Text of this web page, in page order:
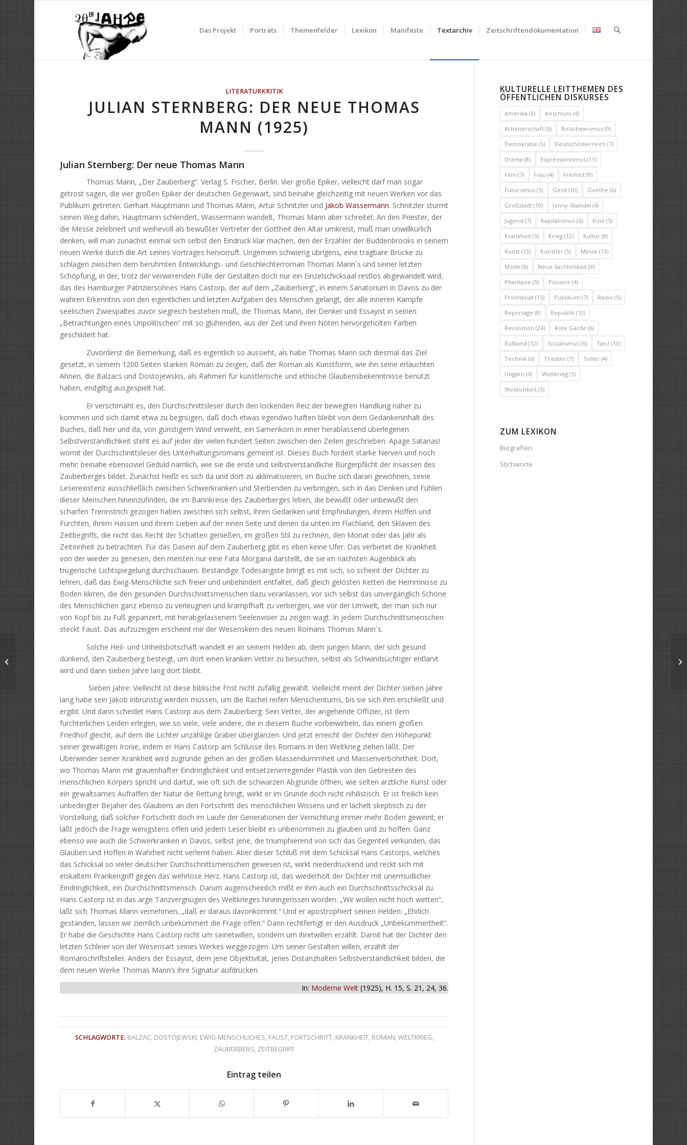
Das Projekt Porträts Themenfelder Lexikon Manifeste Textarchiv Zeitschriftendokumentation
LITERATURKRITIK
JULIAN STERNBERG: DER NEUE THOMAS
MANN (1925)
Julian Sternberg: Der neue Thomas Mann
Thomas Mann, „Der Zauberberg“. Verlag S. Fischer, Berlin. Vier große Epiker, vielleicht darf man sogar
getrost sagen, die vier großen Epiker der deutschen Gegenwart, sind beinahe gleichzeitig mit neuen Werken vor das
Publikum getreten: Gerhart Hauptmann und Thomas Mann, Artur Schnitzler und Jakob Wassermann. Schnitzler stürmt
seinen Weg dahin, Hauptmann schlendert, Wassermann wandelt, Thomas Mann aber schreitet. An den Priester, der
die Messe zelebriert und weihevoll als bewußter Vertreter der Gottheit den Altar umkreist, muß man unwillkürlich
denken, will man zunächst einmal sich selbst den Eindruck klar machen, den der Erzähler der Buddenbrooks in seinem
neuen Werke durch die Art seines Vortrages hervorruft. Ungemein schwierig übrigens, eine tragbare Brücke zu
schlagen zwischen dem berühmten Entwicklungs- und Geschlechterroman Thomas Mann´s und seiner letzten
Schöpfung, in der, trotz der verwirrenden Fülle der Gestalten doch nur ein Einzelschicksaal restlos abgewandelt wird,
das des Hamburger Patriziersohnes Hans Castorp, der auf dem „Zauberberg“, in einem Sanatorium in Davos zu der
wahren Erkenntnis von den eigentlichen und letzten Aufgaben des Menschen gelangt, der alle inneren Kämpfe
seelischen Zwiespaltes zuvor siegreich bestehen muß, die Thomas Mann, der Denker und Essayist in seinen
„Betrachtungen eines Unpolitischen“ mit so glühenden, aus der Zeit und ihren Nöten hervorgeholten Farben
geschildert hat.
Zuvörderst die Bemerkung, daß es eigentlich so aussieht, als habe Thomas Mann sich diesmal das Ziel
gesetzt, in seinem 1200 Seiten starken Roman zu zeigen, daß der Roman als Kunstform, wie ihn seine erlauchten
Ahnen, die Balzacs und Dostojewskis, als Rahmen für künstlerische und ethische Glaubensbekenntnisse benützt
haben, endgiltig ausgespielt hat.
Er verschmäht es, den Durchschnittsleser durch den lockenden Reiz der bewegten Handlung näher zu
kommen und sich damit etwa zu begnügen, daß doch etwas irgendwo haften bleibt von dem Gedankeninhalt des
Buches, daß hier und da, von günstigem Wind verweht, ein Samenkorn in einer herablassend überlegenen
Selbstverständlichkeit steht es auf jeder der vielen hundert Seiten zwischen den Zeilen geschrieben: Apage Satanas!
womit der Durchschnittsleser des Unterhaltungsromans gemeint ist. Dieses Buch fordert starke Nerven und noch
mehr; beinahe ebensoviel Geduld nämlich, wie sie die erste und selbstverständliche Bürgerpflicht der Insassen des
Zauberberges bildet. Zunächst heißt es sich da und dort zu aklimatisieren, im Buche sich daran gewöhnen, seine
Leserexistenz ausschließlich zwischen Schwerkranken und Sterbenden zu verbringen, sich in das Denken und Fühlen
dieser Menschen hineinzufinden, die im Bannkreise des Zauberberges leben, die bewußt oder unbewußt den
scharfen Trennstrich gezogen haben zwischen sich selbst, ihren Gedanken und Empfindungen, ihrem Hoffen und
Fürchten, ihrem Hassen und ihrem Lieben auf der einen Seite und denen da unten im Flachland, den Sklaven des
Zeitbegriffs, die nicht das Recht der Schatten genießen, im großen Stil zu rechnen, den Monat oder das Jahr als
Zeiteinheit zu betrachten. Für das Dasein auf dem Zauberberg gibt es eben keine Ufer. Das verbietet die Krankheit
von der wieder zu genesen, den meisten nur eine Fata Morgana darstellt, die sie im nächsten Augenblick als
trügerische Lichtspiegelung durchschauen. Beständige Todesängste bringt es mit sich, so scheint der Dichter zu
lehren, daß das Ewig-Menschliche sich freier und unbehindert entfaltet, daß gleich gelösten Ketten die Hemmnisse zu
Boden klirren, die den gesunden Durchschnittsmenschen dazu veranlassen, vor sich selbst das unvergänglich Schöne
des Menschlichen ganz ebenso zu verleugnen und krampfhaft zu verbergen, wie vor der Umwelt, der man sich nur
von Kopf bis zu Fuß gepanzert, mit herabgelassenem Seelenvisier zu zeigen wagt. In jedem Durchschnittsmenschen
steckt Faust. Das aufzuzeigen erscheint mir der Wesenskern des neuen Romans Thomas Mann´s.
Solche Heil- und Unheilsbotschaft wandelt er an seinem Helden ab, dem jungen Mann, der sich gesund
dünkend, den Zauberberg besteigt, um dort einen kranken Vetter zu besuchen, selbst als Schwindsüchtiger entlarvt
wird und dann sieben Jahre lang dort bleibt.
Sieben Jahre: Vielleicht ist diese biblische Frist nicht zufällig gewählt. Vielleicht meint der Dichter sieben Jahre
lang habe sein Jakob inbrünstig werden müssen, um die Rachel reifen Menschentums, bis sie sich ihm erschließt und
ergibt. Und dann scheidet Hans Castorp aus dem Zauberberg: Sein Vetter, der angehende Offizier, ist dem
fürchterlichen Leiden erlegen, wie so viele, viele andere, die in diesem Buche vorbeiwirbeln, das einem großen
Friedhof gleicht, auf dem die Lichter unzählige Gräber überglänzen. Und jetzt erreicht der Dichter den Höhepunkt
seiner gewaltigen Ironie, indem er Hans Castorp am Schlusse des Romans in den Weltkrieg ziehen läßt. Der
Überwinder seiner Krankheit wird zugrunde gehen an der großen Massendummheit und Massenverbohrtheit. Dort,
wo Thomas Mann mit grauenhafter Eindringlichkeit und entsetzenerregender Plastik von den Gebresten des
menschlichen Körpers spricht und dartut, wie oft sich die schwarzen Abgründe öffnen, wie selten ärztliche Kunst oder
ein gewaltsames Aufraffen der Natur die Rettung bringt, wirkt er im Grunde doch nicht nihilistisch. Er ist freilich kein
unbedingter Bejaher des Glaubens an den Fortschritt des menschlichen Wissens und er lächelt skeptisch zu der
Vorstellung, daß solcher Fortschritt doch im Laufe der Generationen der Vernichtung immer mehr Boden gewinnt; er
läßt jedoch die Frage wenigstens offen und jedem Leser bleibt es unbenommen zu glauben und zu hoffen. Ganz
ebenso wie auch die Schwerkranken in Davos, selbst jene, die triumphierend von sich das Gegenteil verkünden, das
Glauben und Hoffen in Wahrheit nicht verlernt haben. Aber dieser Schluß mit dem Schicksal Hans Castorps, welches
das Schicksal so vieler deutscher Durchschnittsmenschen gewesen ist, wirkt niederdrückend und reckt sich mit
eiskaltem Prankengriff gegen das wehrlose Herz. Hans Castorp ist, das wiederholt der Dichter mit unermüdlicher
Eindringlichkeit, ein Durchschnittsmensch. Darum augenscheinlich mißt er ihm auch ein Durchschnittsschicksal zu.
Hans Castorp ist in das arge Tanzvergnügen des Weltkrieges hineingerissen worden. „Wir wollen nicht hoch wetten“,
läßt sich Thomas Mann vernehmen, „daß er daraus davonkommt.“ Und er apostrophiert seinen Helden: „Ehrlich
gestanden, lassen wir ziemlich unbekümmert die Frage offen.“ Dann rechtfertigt er den Ausdruck „Unbekümmertheit“.
Er habe die Geschichte Hans Castorp nicht um seinetwillen, sondern um ihretwillen erzählt. Damit hat der Dichter den
letzten Schleier von der Wesensart seines Werkes weggezogen. Um seiner Gestalten willen, erzählt der
Romanschriftsteller. Anders der Essayist, dem jene Objektivität, jenes Distanzhalten Selbstverständlichkeit bilden, die
dem neuen Werke Thomas Mann’s ihre Signatur aufdrücken.
In: Moderne Welt (1925), H. 15, S. 21, 24, 36.
SCHLAGWORTE: BALZAC, DOSTOJEWSKI, EWIG-MENSCHLICHES, FAUST, FORTSCHRITT, KRANKHEIT, ROMAN, WELTKRIEG,
ZAUBERBERG, ZEITBEGRIFF
Eintrag teilen
KULTURELLE LEITTHEMEN DES
ÖFFENTLICHEN DISKURSES
Amerika (6) Anschluss (4)
Arbeiterschaft (6) Bolschewismus (9)
Demokratie (5) Deutschösterreich (7)
Drama (8) Expressionismus (11)
Film (7) Frau (4) Freiheit (9)
Futurismus (5) Geist (10) Goethe (6)
Großstadt (10) Jonny-Skandal (4)
Jugend (7) Kapitalismus (6) Kino (5)
Krankheit (5) Krieg (12) Kultur (8)
Kunst (13) Künstler (5) Masse (13)
Mode (6) Neue Sachlichkeit (9)
Phantasie (5) Piscator (4)
Proletariat (15) Publikum (7) Radio (5)
Reportage (8) Republik (10)
Revolution (24) Rote Garde (6)
Rußland (12) Sozialismus (6) Tanz (10)
Technik (6) Theater (7) Toller (4)
Ungarn (4) Weltkrieg (5)
Wirklichkeit (5)
ZUM LEXIKON
Biografien
Stichworte
Julian Sternberg: Der neue
Schnitzler (1925)